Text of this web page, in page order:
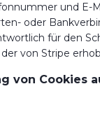
und E-
oder
für den
von Stripe
von Cookies